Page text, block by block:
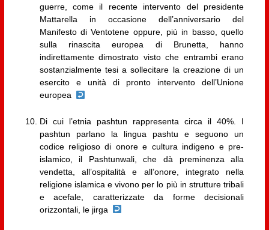
guerre, come il recente intervento del presidente
Mattarella in occasione dell’anniversario del
Manifesto di Ventotene oppure, più in basso, quello
sulla rinascita europea di Brunetta, hanno
indirettamente dimostrato visto che entrambi erano
sostanzialmente tesi a sollecitare la creazione di un
esercito e unità di pronto intervento dell’Unione
europea
Di cui l’etnia pashtun rappresenta circa il 40%. I
pashtun parlano la lingua pashtu e seguono un
codice religioso di onore e cultura indigeno e pre-
islamico, il Pashtunwali, che dà preminenza alla
vendetta, all’ospitalità e all’onore, integrato nella
religione islamica e vivono per lo più in strutture tribali
e acefale, caratterizzate da forme decisionali
orizzontali, le jirga